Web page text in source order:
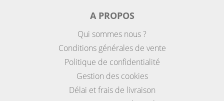
A PROPOS
Qui sommes nous ?
Conditions générales de vente
Politique de confidentialité
Gestion des cookies
Délai et frais de livraison